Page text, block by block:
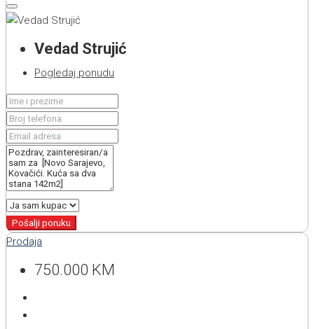
Vedad Strujić
Pogledaj ponudu
Pošalji poruku
Prodaja
750.000 KM